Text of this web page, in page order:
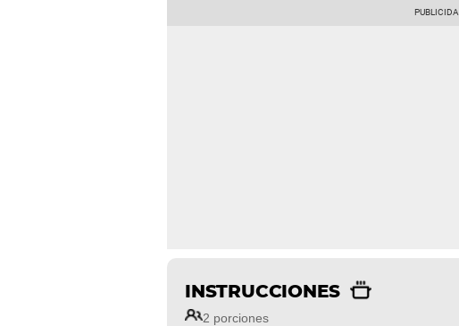
INSTRUCCIONES
2 porciones